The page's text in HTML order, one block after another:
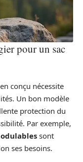
pour un sac
conçu nécessite
Un bon modèle
protection du
Par exemple,
sont
ses besoins.